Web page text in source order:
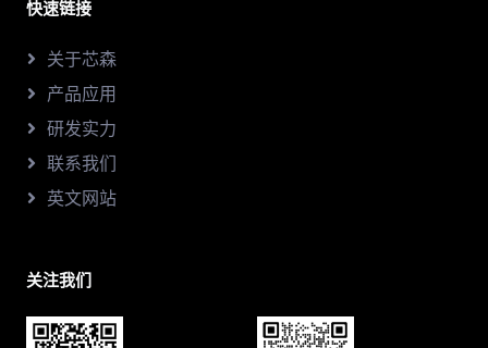
快速链接
关于芯森
产品应用
研发实力
联系我们
英文网站
关注我们